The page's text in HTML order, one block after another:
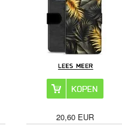
20,60EUR